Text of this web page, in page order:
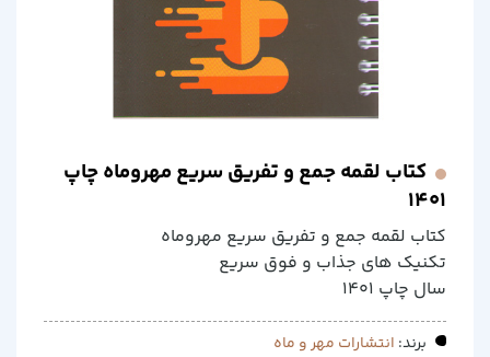
کتاب لقمه جمع و تفریق سریع مهروماه چاپ
1401
کتاب لقمه جمع و تفریق سریع مهروماه
تکنیک های جذاب و فوق سریع
سال چاپ 1401
برند: انتشارات مهر و ماه